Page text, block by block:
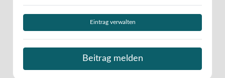
Eintrag verwalten
Beitrag melden